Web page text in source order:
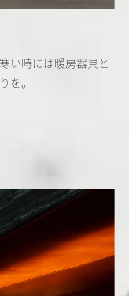
い時には暖房器具と
を。